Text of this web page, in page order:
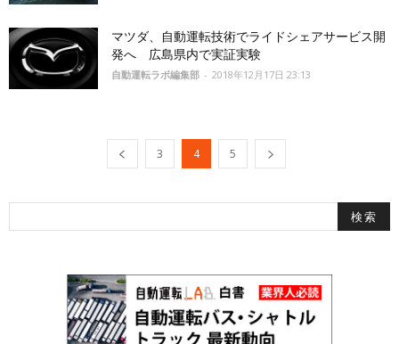
マツダ、自動運転技術でライドシェアサービス開
発へ 広島県内で実証実験
自動運転ラボ編集部 - 2018年12月17日 23:13
3 4 5